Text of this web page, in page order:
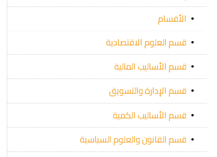
الأقسام
قسم العلوم الاقتصادية
قسم الأساليب المالية
قسم الإدارة والتسويق
قسم الأساليب الكمية
قسم القانون والعلوم السياسية